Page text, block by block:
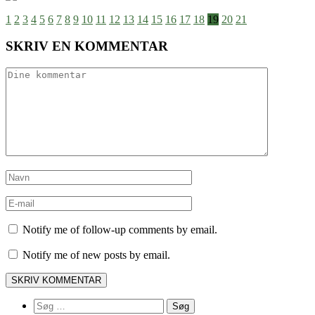
1 2 3 4 5 6 7 8 9 10 11 12 13 14 15 16 17 18 19 20 21
SKRIV EN KOMMENTAR
Notify me of follow-up comments by email.
Notify me of new posts by email.
Søg